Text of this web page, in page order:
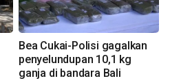
Bea Cukai-Polisi gagalkan
penyelundupan 10,1 kg
ganja di bandara Bali